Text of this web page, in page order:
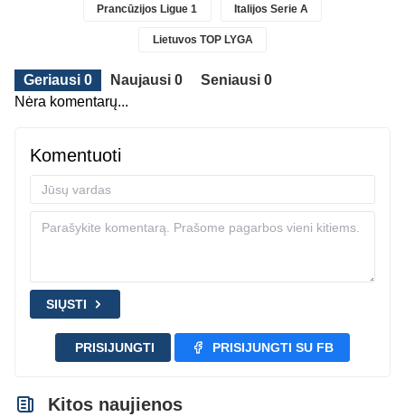
Prancūzijos Ligue 1 Italijos Serie A
Lietuvos TOP LYGA
Geriausi 0 Naujausi 0
Seniausi 0
Nėra komentarų...
Komentuoti
SIŲSTI
PRISIJUNGTI PRISIJUNGTI SU FB
Kitos naujienos